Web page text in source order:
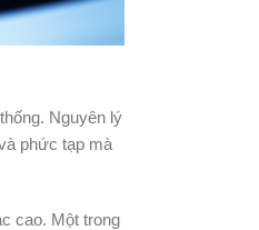
Nguyên lý
phức tạp mà
cao. Một trong